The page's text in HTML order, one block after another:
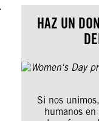
HAZ UN
Si nos
humanos